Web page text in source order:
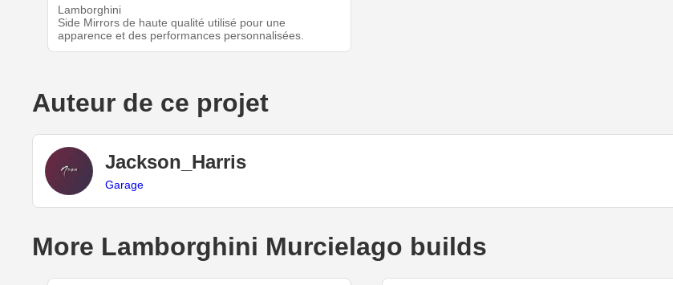
Lamborghini
Side Mirrors de haute qualité utilisé pour une
apparence et des performances personnalisées.
Auteur de ce projet
Jackson_Harris
Garage
More Lamborghini Murcielago builds